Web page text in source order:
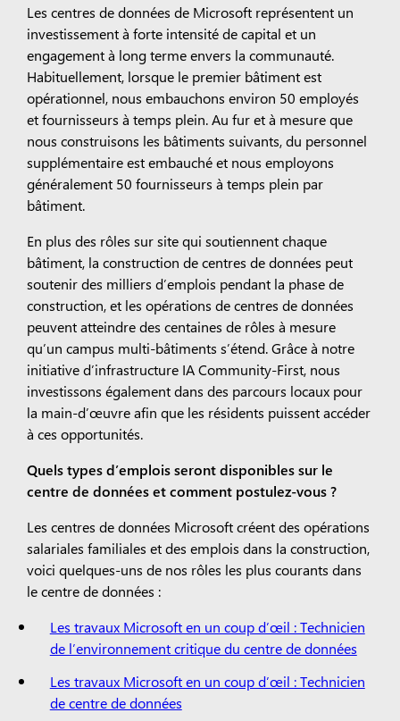
Les centres de données de Microsoft représentent un
investissement à forte intensité de capital et un
engagement à long terme envers la communauté.
Habituellement, lorsque le premier bâtiment est
opérationnel, nous embauchons environ 50 employés
et fournisseurs à temps plein. Au fur et à mesure que
nous construisons les bâtiments suivants, du personnel
supplémentaire est embauché et nous employons
généralement 50 fournisseurs à temps plein par
bâtiment.
En plus des rôles sur site qui soutiennent chaque
bâtiment, la construction de centres de données peut
soutenir des milliers d’emplois pendant la phase de
construction, et les opérations de centres de données
peuvent atteindre des centaines de rôles à mesure
qu’un campus multi-bâtiments s’étend. Grâce à notre
initiative d’infrastructure IA Community-First, nous
investissons également dans des parcours locaux pour
la main-d’œuvre afin que les résidents puissent accéder
à ces opportunités.
Quels types d’emplois seront disponibles sur le
centre de données et comment postulez-vous ?
Les centres de données Microsoft créent des opérations
salariales familiales et des emplois dans la construction,
voici quelques-uns de nos rôles les plus courants dans
le centre de données :
Les travaux Microsoft en un coup d’œil : Technicien
de l’environnement critique du centre de données
Les travaux Microsoft en un coup d’œil : Technicien
de centre de données